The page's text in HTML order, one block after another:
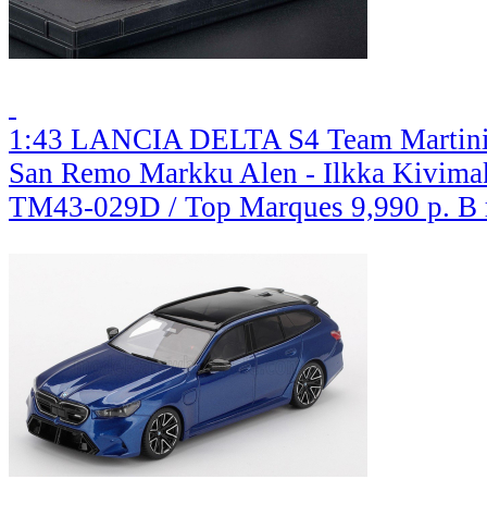
1:43 LANCIA DELTA S4 Team
San Remo Markku Alen - Ilkka
TM43-029D / Top Marques 9,990 р. В